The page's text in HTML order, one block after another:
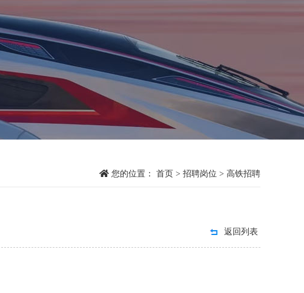
您的位置： 首页 > 招聘岗位 > 高铁招聘
返回列表